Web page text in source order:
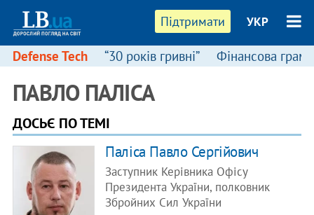
Підтримати УКР
Defense Tech “30 років гривні” Фінансова
ПАВЛО ПАЛІСА
ДОСЬЄ ПО ТЕМІ
Паліса Павло Сергійович
Заступник Керівника Офісу
Президента України, полковник
Збройних Сил України